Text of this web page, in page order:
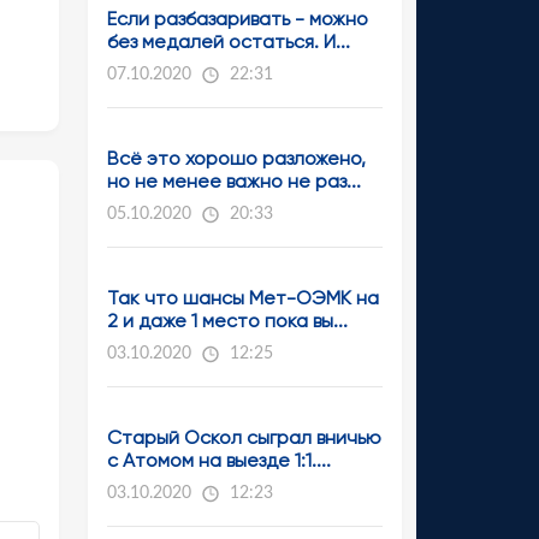
Если разбазаривать - можно
без медалей остаться. И...
07.10.2020 22:31
Всё это хорошо разложено,
но не менее важно не раз...
05.10.2020 20:33
Так что шансы Мет-ОЭМК на
2 и даже 1 место пока вы...
03.10.2020 12:25
Старый Оскол сыграл вничью
с Атомом на выезде 1:1....
03.10.2020 12:23